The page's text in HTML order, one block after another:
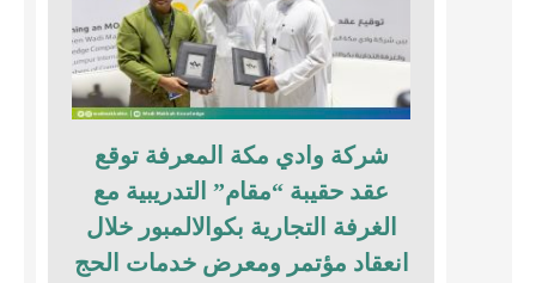
شركة وادي مكة المعرفة توقع
عقد حقيبة “مقام” التدريبية مع
الغرفة التجارية بكوالالمبور خلال
انعقاد مؤتمر ومعرض خدمات الحج